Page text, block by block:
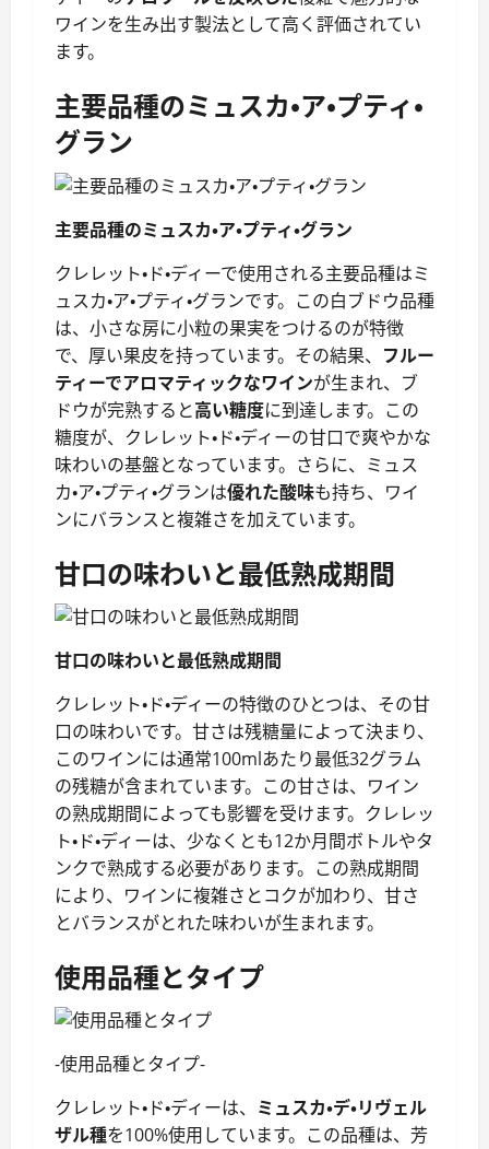
ワインを生み出す製法として高く評価されてい
ます。
主要品種のミュスカ・ア・プティ・
グラン
主要品種のミュスカ・ア・プティ・グラン
クレレット・ド・ディーで使用される主要品種はミ
ュスカ・ア・プティ・グランです。この白ブドウ品種
は、小さな房に小粒の果実をつけるのが特徴
で、厚い果皮を持っています。その結果、 フルー
ティーでアロマティックなワインが生まれ、ブ
ドウが完熟すると高い糖度に到達します。この
糖度が、クレレット・ド・ディーの甘口で爽やかな
味わいの基盤となっています。さらに、ミュス
カ・ア・プティ・グランは優れた酸味も持ち、ワイ
ンにバランスと複雑さを加えています。
甘口の味わいと最低熟成期間
甘口の味わいと最低熟成期間
クレレット・ド・ディーの特徴のひとつは、その甘
口の味わいです。甘さは残糖量によって決まり、
このワインには通常100mlあたり最低32グラム
の残糖が含まれています。この甘さは、ワイン
の熟成期間によっても影響を受けます。クレレッ
ト・ド・ディーは、少なくとも12か月間ボトルやタ
ンクで熟成する必要があります。この熟成期間
により、ワインに複雑さとコクが加わり、甘さ
とバランスがとれた味わいが生まれます。
使用品種とタイプ
-使用品種とタイプ-
クレレット・ド・ディーは、 ミュスカ・デ・リヴェル
ザル種を100%使用しています。この品種は、芳